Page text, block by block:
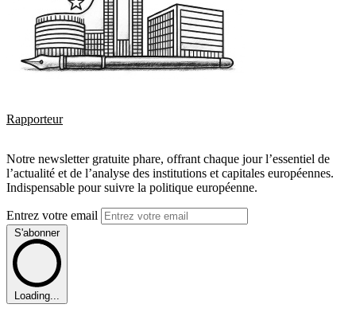
Rapporteur
Notre newsletter gratuite phare, offrant chaque jour l’essentiel de
l’actualité et de l’analyse des institutions et capitales européennes.
Indispensable pour suivre la politique européenne.
Entrez votre email
S'abonner
Loading...